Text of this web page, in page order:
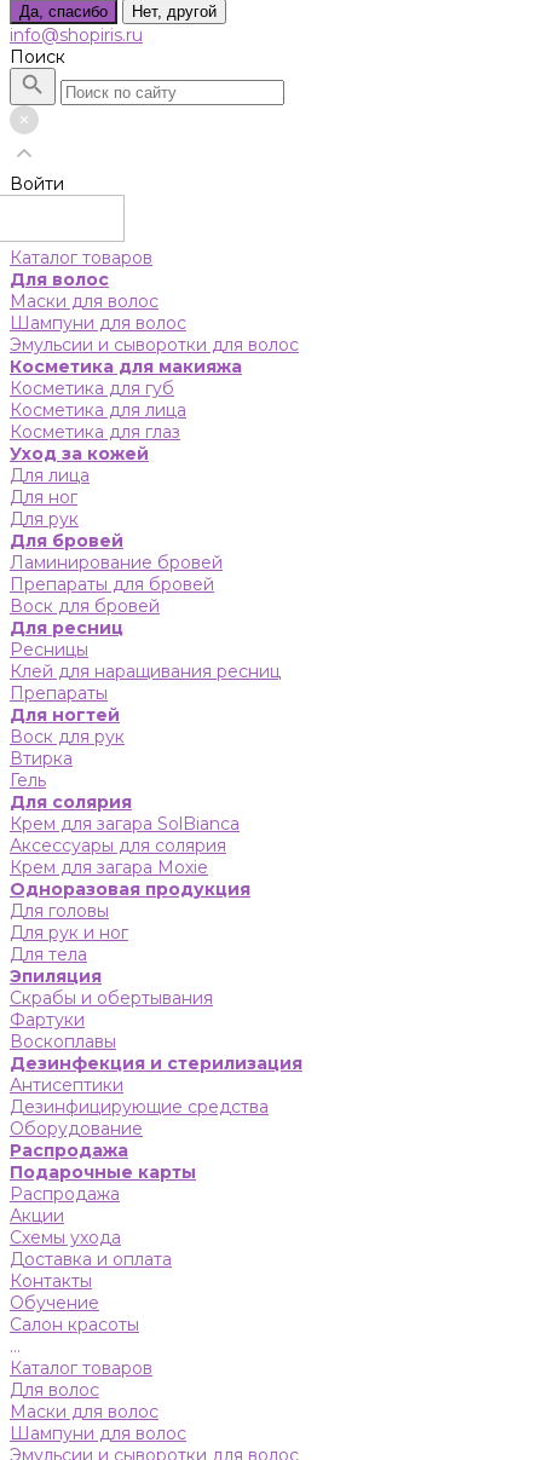
Да, спасибо Нет, другой
info@shopiris.ru
Поиск
Войти
Каталог товаров
Для волос
Маски для волос
Шампуни для волос
Эмульсии и сыворотки для волос
Косметика для макияжа
Косметика для губ
Косметика для лица
Косметика для глаз
Уход за кожей
Для лица
Для ног
Для рук
Для бровей
Ламинирование бровей
Препараты для бровей
Воск для бровей
Для ресниц
Ресницы
Клей для наращивания ресниц
Препараты
Для ногтей
Воск для рук
Втирка
Гель
Для солярия
Крем для загара SolBianca
Аксессуары для солярия
Крем для загара Moxie
Одноразовая продукция
Для головы
Для рук и ног
Для тела
Эпиляция
Скрабы и обертывания
Фартуки
Воскоплавы
Дезинфекция и стерилизация
Антисептики
Дезинфицирующие средства
Оборудование
Распродажа
Подарочные карты
Распродажа
Акции
Схемы ухода
Доставка и оплата
Контакты
Обучение
Салон красоты
...
Каталог товаров
Для волос
Маски для волос
Шампуни для волос
Эмульсии и сыворотки для волос